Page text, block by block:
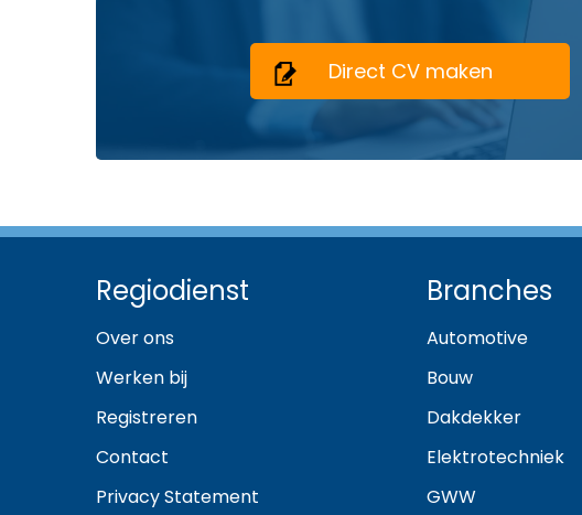
Direct CV maken
Regiodienst
Over ons
Werken bij
Registreren
Contact
Privacy Statement
Branches
Automotive
Bouw
Dakdekker
Elektrotechniek
GWW